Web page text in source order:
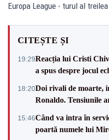
Europa League - turul al
CITEȘTE ȘI
19:29Reacția lui Cristi
a spus despre jocul
18:20Doi rivali de moarte,
Ronaldo. Tensiunile
15:46Când va intra în
poartă numele lui